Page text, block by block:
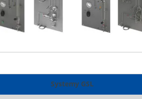
Systemy GSL